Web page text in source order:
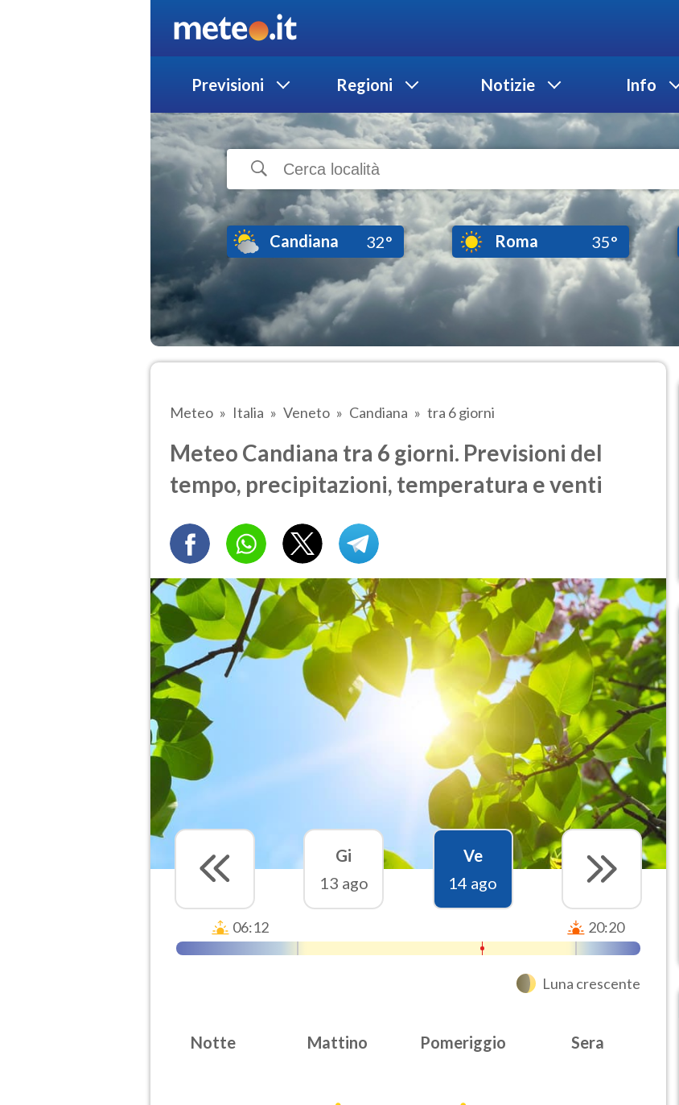
Previsioni Regioni Notizie Info
Candiana 32° Roma 35°
Meteo Italia Veneto Candiana tra 6 giorni
Meteo Candiana tra 6 giorni. Previsioni del
tempo, precipitazioni, temperatura e venti
Gi
13 ago
Ve
14 ago
06:12 20:20
Luna crescente
Notte Mattino Pomeriggio Sera